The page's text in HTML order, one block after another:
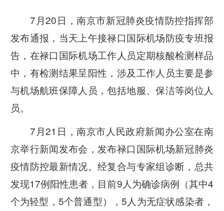
7月20日，南京市新冠肺炎疫情防控指挥部
发布通报，当天上午接禄口国际机场防疫专班报
告，在禄口国际机场工作人员定期核酸检测样品
中，有检测结果呈阳性，涉及工作人员主要是参
与机场航班保障人员，包括地服、保洁等岗位人
员。
7月21日，南京市人民政府新闻办公室在南
京举行新闻发布会，发布禄口国际机场新冠肺炎
疫情防控最新情况。经复合与专家组诊断，总共
发现17例阳性患者，目前9人为确诊病例（其中4
个为轻型，5个普通型），5人为无症状感染者，